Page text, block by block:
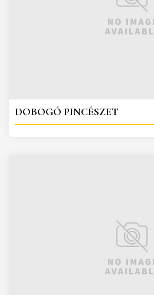
DOBOGÓ PINCÉSZET